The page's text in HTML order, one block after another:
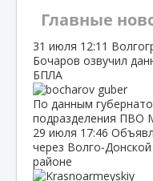
Главные
31 июля 12:11
Бочаров озвучил
БПЛА
По данным
подразделения ПВО
29 июля 17:46
через
районе